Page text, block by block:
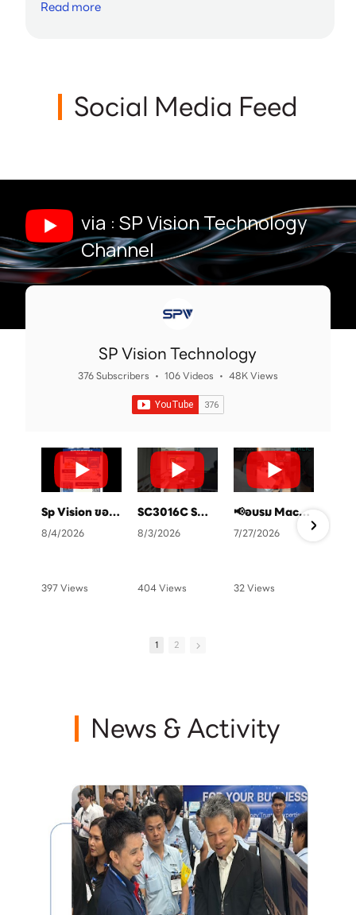
Read more
Social Media Feed
via : SP Vision Technology
Channel
SP Vision Technology
376 Subscribers • 106 Videos • 48K Views
Sp Vision ขอเชิญทุกท่านเข้าร่วมอบรมฟรี แสกนคิวอาโค้ดลงทะเบียนได้เลยครับ
8/4/2026
397 Views
SC3016C SmartCamara ยกระดับการตรวจสอบคุณภาพในสายการผลิต
8/3/2026
404 Views
📢อบรม Machine Vision ฟรี ที่ SP Vision ทุกๆสิ้นเดือน จัดเต็ม 4 หลักสูตร💻✨👨🏻‍🏫
7/27/2026
32 Views
1 2
News & Activity